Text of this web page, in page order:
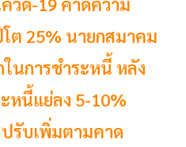
ต 25% นายกสมาคม
นการชำระหนี้ หลัง
นี้แย่ลง 5-10%
รับเพิ่มตามคาด